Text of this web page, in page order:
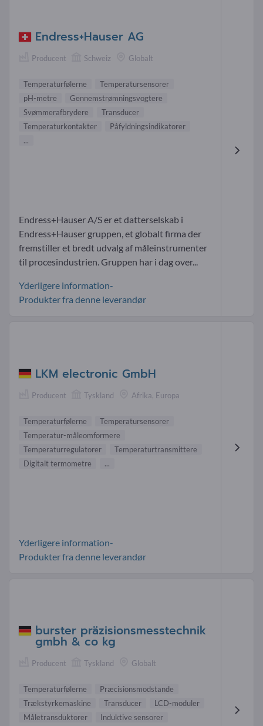
Endress+Hauser AG
Producent Schweiz Globalt
Temperaturfølerne
Temperatursensorer
pH-metre
Gennemstrømningsvogtere
Svømmerafbrydere
Transducer
Temperaturkontakter
Påfyldningsindikatorer
...
Endress+Hauser A/S er et datterselskab i
Endress+Hauser gruppen, et globalt firma der
fremstiller et bredt udvalg af måleinstrumenter
til procesindustrien. Gruppen har i dag over...
Yderligere information-
Produkter fra denne leverandør
LKM electronic GmbH
Producent Tyskland Afrika, Europa
Temperaturfølerne
Temperatursensorer
Temperatur-måleomformere
Temperaturregulatorer
Temperaturtransmittere
Digitalt termometre
...
Yderligere information-
Produkter fra denne leverandør
burster präzisionsmesstechnik
gmbh & co kg
Producent Tyskland Globalt
Temperaturfølerne
Præcisionsmodstande
Trækstyrkemaskine
Transducer
LCD-moduler
Måletransduktorer
Induktive sensorer